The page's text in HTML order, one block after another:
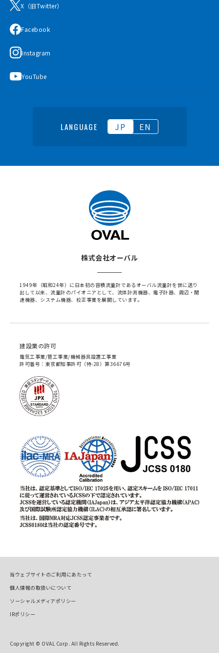
X（旧Twitter）
Facebook
Instagram
YouTube
LANGUAGE JP EN
株式会社オーバル
1949年（昭和24年）に日本初の容積流量計であるオーバル流量計を世に送り
出して以来、流量計のパイオニアとして、流体計測機器、電子計器、周辺・関
連機器、システム機器、校正事業を展開しています。
建設業の許可
電気工事業/管工事業/機械器具設置工事業
許可番号：東京都知事許可（特-28）第36676号
当ウェブサイトのご利用にあたって
個人情報の取扱いについて
ソーシャルメディアポリシー
IRポリシー
Copyright © OVAL Corp. All Rights Reserved.